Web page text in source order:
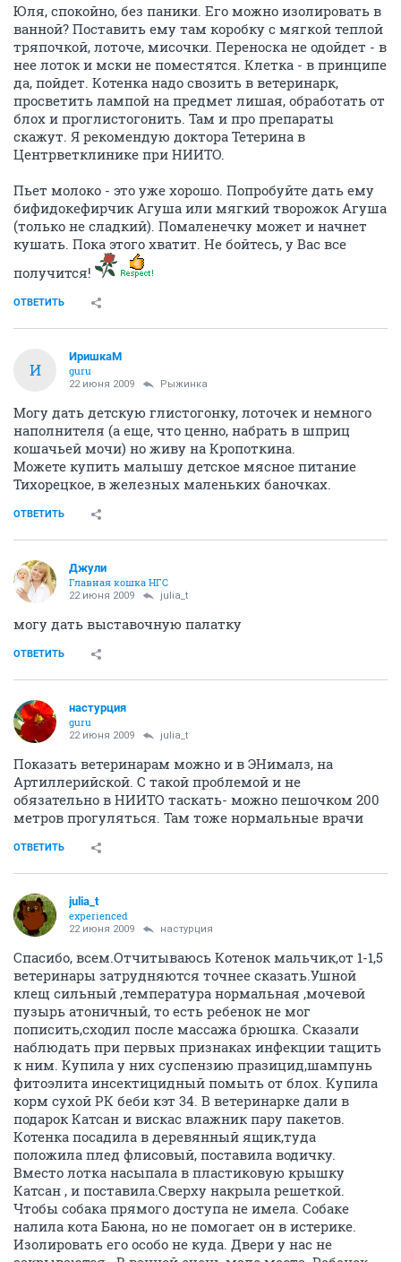
Юля, спокойно, без паники. Его можно изолировать в
ванной? Поставить ему там коробку с мягкой теплой
тряпочкой, лоточе, мисочки. Переноска не одойдет - в
нее лоток и мски не поместятся. Клетка - в принципе
да, пойдет. Котенка надо свозить в ветеринарк,
просветить лампой на предмет лишая, обработать от
блох и проглистогонить. Там и про препараты
скажут. Я рекомендую доктора Тетерина в
Центрветклинике при НИИТО.
Пьет молоко - это уже хорошо. Попробуйте дать ему
бифидокефирчик Агуша или мягкий творожок Агуша
(только не сладкий). Помаленечку может и начнет
кушать. Пока этого хватит. Не бойтесь, у Вас все
получится!
ОТВЕТИТЬ
И
ИришкаМ
guru
22 июня 2009 Рыжинка
Могу дать детскую глистогонку, лоточек и немного
наполнителя (а еще, что ценно, набрать в шприц
кошачьей мочи) но живу на Кропоткина.
Можете купить малышу детское мясное питание
Тихорецкое, в железных маленьких баночках.
ОТВЕТИТЬ
Джули
Главная кошка НГС
22 июня 2009 julia_t
могу дать выставочную палатку
ОТВЕТИТЬ
настурция
guru
22 июня 2009 julia_t
Показать ветеринарам можно и в ЭНималз, на
Артиллерийской. С такой проблемой и не
обязательно в НИИТО таскать- можно пешочком 200
метров прогуляться. Там тоже нормальные врачи
ОТВЕТИТЬ
julia_t
experienced
22 июня 2009 настурция
Спасибо, всем.Отчитываюсь Котенок мальчик,от 1-1,5
ветеринары затрудняются точнее сказать.Ушной
клещ сильный ,температура нормальная ,мочевой
пузырь атоничный, то есть ребенок не мог
пописить,сходил после массажа брюшка. Сказали
наблюдать при первых признаках инфекции тащить
к ним. Купила у них суспензию празицид,шампунь
фитоэлита инсектицидный помыть от блох. Купила
корм сухой РК беби кэт 34. В ветеринарке дали в
подарок Катсан и вискас влажник пару пакетов.
Котенка посадила в деревянный ящик,туда
положила плед флисовый, поставила водичку.
Вместо лотка насыпала в пластиковую крышку
Катсан , и поставила.Сверху накрыла решеткой.
Чтобы собака прямого доступа не имела. Собаке
налила кота Баюна, но не помогает он в истерике.
Изолировать его особо не куда. Двери у нас не